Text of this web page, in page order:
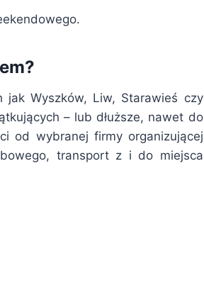
jak Wyszków, Liw, Starawieś czy
– lub dłuższe, nawet do
od wybranej firmy organizującej
transport z i do miejsca